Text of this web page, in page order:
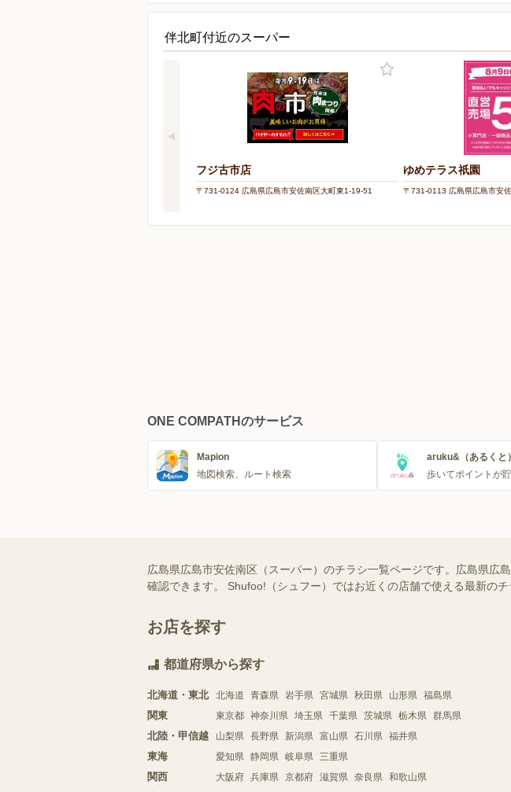
伴北町付近のスーパー
フジ古市店
〒731-0124 広島県広島市安佐南区大町東1-19-51
ゆめテラス祇園
〒731-0113 広島県広島市安
ONE COMPATHのサービス
Mapion
地図検索、ルート検索
aruku&（あるくと）
歩いてポイントが
広島県広島市安佐南区（スーパー）のチラシ一覧ページです。広島県広
確認できます。 Shufoo!（シュフー）ではお近くの店舗で使える最新の
お店を探す
都道府県から探す
北海道・東北 北海道 青森県 岩手県 宮城県 秋田県 山形県 福島県
関東 東京都 神奈川県 埼玉県 千葉県 茨城県 栃木県 群馬県
北陸・甲信越 山梨県 長野県 新潟県 富山県 石川県 福井県
東海 愛知県 静岡県 岐阜県 三重県
関西 大阪府 兵庫県 京都府 滋賀県 奈良県 和歌山県